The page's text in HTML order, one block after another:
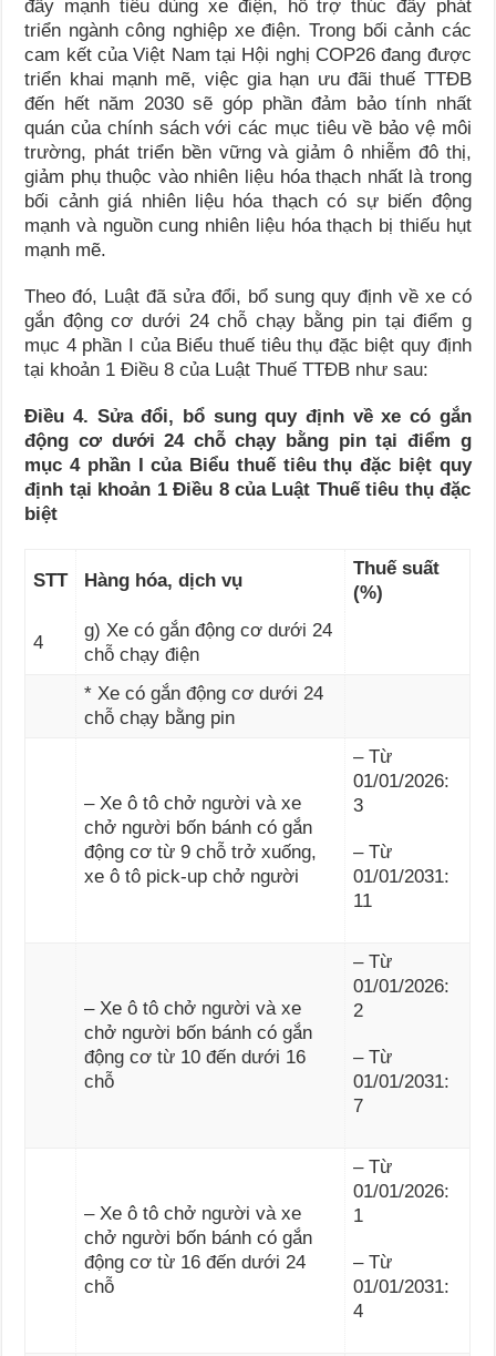
đẩy mạnh tiêu dùng xe điện, hỗ trợ thúc đẩy phát
triển ngành công nghiệp xe điện. Trong bối cảnh các
cam kết của Việt Nam tại Hội nghị COP26 đang được
triển khai mạnh mẽ, việc gia hạn ưu đãi thuế TTĐB
đến hết năm 2030 sẽ góp phần đảm bảo tính nhất
quán của chính sách với các mục tiêu về bảo vệ môi
trường, phát triển bền vững và giảm ô nhiễm đô thị,
giảm phụ thuộc vào nhiên liệu hóa thạch nhất là trong
bối cảnh giá nhiên liệu hóa thạch có sự biến động
mạnh và nguồn cung nhiên liệu hóa thạch bị thiếu hụt
mạnh mẽ.
Theo đó, Luật đã sửa đổi, bổ sung quy định về xe có
gắn động cơ dưới 24 chỗ chạy bằng pin tại điểm g
mục 4 phần I của Biểu thuế tiêu thụ đặc biệt quy định
tại khoản 1 Điều 8 của Luật Thuế TTĐB như sau:
Điều 4. Sửa đổi, bổ sung quy định về xe có gắn
động cơ dưới 24 chỗ chạy bằng pin tại điểm g
mục 4 phần I của Biểu thuế tiêu thụ đặc biệt quy
định tại khoản 1 Điều 8 của Luật Thuế tiêu thụ đặc
biệt
STT Hàng hóa, dịch vụ
Thuế suất
(%)
4
g) Xe có gắn động cơ dưới 24
chỗ chạy điện
* Xe có gắn động cơ dưới 24
chỗ chạy bằng pin
– Xe ô tô chở người và xe
chở người bốn bánh có gắn
động cơ từ 9 chỗ trở xuống,
xe ô tô pick-up chở người
– Từ
01/01/2026:
3
– Từ
01/01/2031:
11
– Xe ô tô chở người và xe
chở người bốn bánh có gắn
động cơ từ 10 đến dưới 16
chỗ
– Từ
01/01/2026:
2
– Từ
01/01/2031:
7
– Xe ô tô chở người và xe
chở người bốn bánh có gắn
động cơ từ 16 đến dưới 24
chỗ
– Từ
01/01/2026:
1
– Từ
01/01/2031:
4